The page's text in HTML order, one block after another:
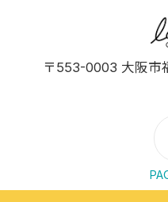
〒553-0003 大阪市